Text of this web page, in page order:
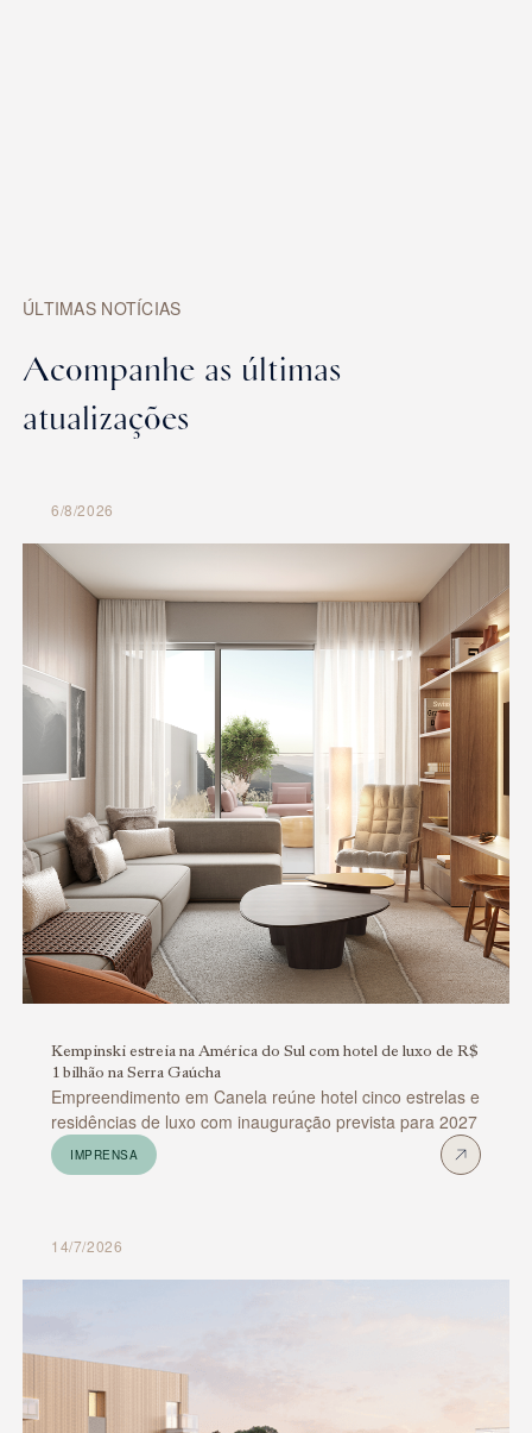
ÚLTIMAS NOTÍCIAS
Acompanhe as últimas
atualizações
6/8/2026
Kempinski estreia na América do Sul com hotel de luxo de R$
1 bilhão na Serra Gaúcha
Empreendimento em Canela reúne hotel cinco estrelas e
residências de luxo com inauguração prevista para 2027
IMPRENSA
14/7/2026